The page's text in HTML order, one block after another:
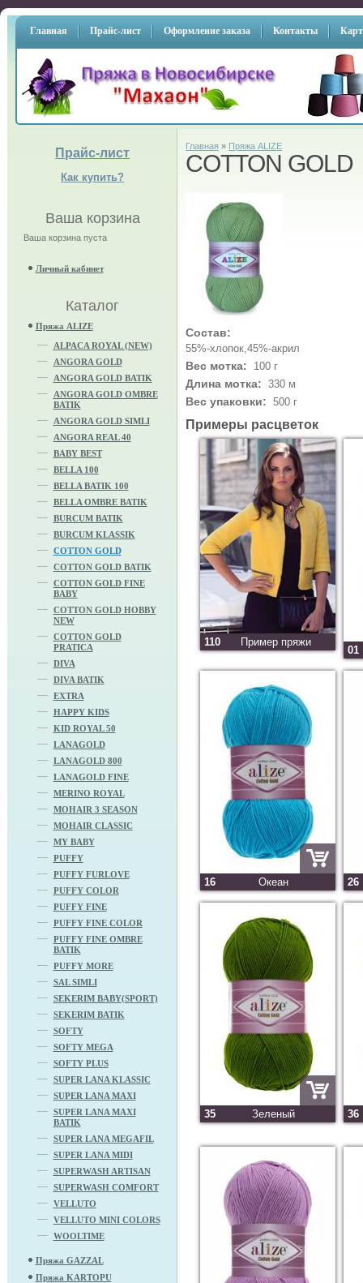
Главная Прайс-лист Оформление заказа Контакты
Прайс-лист
Как купить?
Ваша корзина
Ваша корзина пуста
Личный кабинет
Каталог
Пряжа ALIZE
ALPACA ROYAL (NEW)
ANGORA GOLD
ANGORA GOLD BATIK
ANGORA GOLD OMBRE
BATIK
ANGORA GOLD SIMLI
ANGORA REAL 40
BABY BEST
BELLA 100
BELLA BATIK 100
BELLA OMBRE BATIK
BURCUM BATIK
BURCUM KLASSIK
COTTON GOLD
COTTON GOLD BATIK
COTTON GOLD FINE
BABY
COTTON GOLD HOBBY
NEW
COTTON GOLD
PRATICA
DIVA
DIVA BATIK
EXTRA
HAPPY KIDS
KID ROYAL 50
LANAGOLD
LANAGOLD 800
LANAGOLD FINE
MERINO ROYAL
MOHAIR 3 SEASON
MOHAIR CLASSIC
MY BABY
PUFFY
PUFFY FURLOVE
PUFFY COLOR
PUFFY FINE
PUFFY FINE COLOR
PUFFY FINE OMBRE
BATIK
PUFFY MORE
SAL SIMLI
SEKERIM BABY(SPORT)
SEKERIM BATIK
SOFTY
SOFTY MEGA
SOFTY PLUS
SUPER LANA KLASSIC
SUPER LANA MAXI
SUPER LANA MAXI
BATIK
SUPER LANA MEGAFIL
SUPER LANA MIDI
SUPERWASH ARTISAN
SUPERWASH COMFORT
VELLUTO
VELLUTO MINI COLORS
WOOLTIME
Пряжа GAZZAL
Пряжа KARTOPU
Главная » Пряжа ALIZE
COTTON GOLD
Состав:
55%-хлопок,45%-акрил
Вес мотка: 100 г
Длина мотка: 330 м
Вес упаковки: 500 г
Примеры расцветок
110 Пример пряжи
01
16 Океан 26
35 Зеленый 36